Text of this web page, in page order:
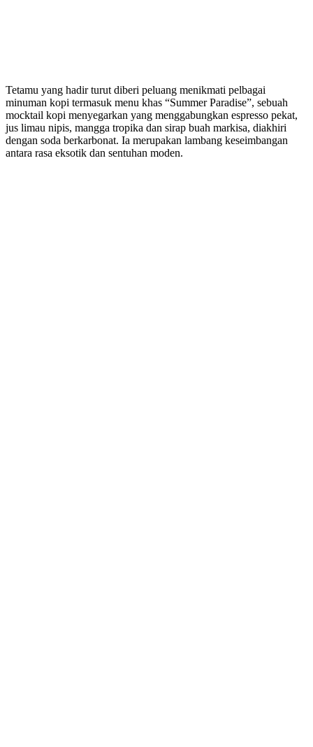
Tetamu yang hadir turut diberi peluang menikmati pelbagai
minuman kopi termasuk menu khas “Summer Paradise”, sebuah
mocktail kopi menyegarkan yang menggabungkan espresso pekat,
jus limau nipis, mangga tropika dan sirap buah markisa, diakhiri
dengan soda berkarbonat. Ia merupakan lambang keseimbangan
antara rasa eksotik dan sentuhan moden.